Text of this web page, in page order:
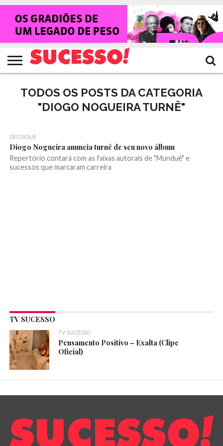
HOME
NOTÍCIAS
SHOWS
ENTREVISTAS
CLIQUES
RANKING
CROWLEY
TV
SUCESSO!
REVISTA
SUCESSO!
TODOS OS POSTS DA CATEGORIA
"DIOGO NOGUEIRA TURNÊ"
DESTAQUE
Diogo Nogueira anuncia turnê de seu novo álbum
Repertório contará com as faixas autorais de "Munduê" e
sucessos que marcaram carreira
TV SUCESSO
TV SUCESSO
Pensamento Positivo – Exalta (Clipe
Oficial)